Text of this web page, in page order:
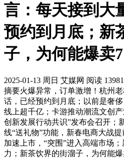
言：每天接到大
预约到月底；新
子，为何能爆卖
2025-01-13 周日 艾媒网 阅读 13981
摘要火爆异常，订单激增！杭州
话，已经预约到月底；以前是奢
线上超千亿；卡游推动潮流文创
创新发展行动共识”发布会召开；
线“送礼物”功能，新春电商大战
加速上市，“突围”进入高端市场
力；新茶饮界的街溜子，为何能爆